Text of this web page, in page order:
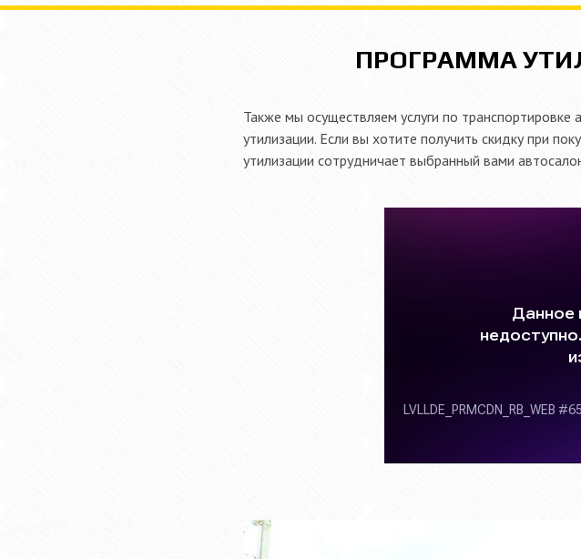
ПРОГРАММА
Также мы осуществляем услуги по
утилизации. Если вы хотите получить скидку при
утилизации сотрудничает выбранный вами